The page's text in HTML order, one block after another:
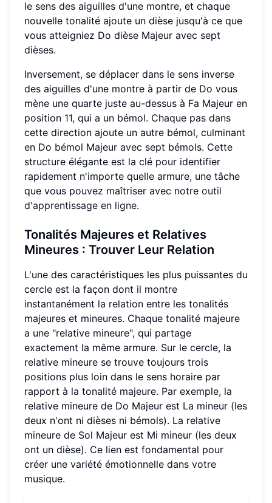
le sens des aiguilles d'une montre, et chaque
nouvelle tonalité ajoute un dièse jusqu'à ce que
vous atteigniez Do dièse Majeur avec sept
dièses.
Inversement, se déplacer dans le sens inverse
des aiguilles d'une montre à partir de Do vous
mène une quarte juste au-dessus à Fa Majeur en
position 11, qui a un bémol. Chaque pas dans
cette direction ajoute un autre bémol, culminant
en Do bémol Majeur avec sept bémols. Cette
structure élégante est la clé pour identifier
rapidement n'importe quelle armure, une tâche
que vous pouvez maîtriser avec notre outil
d'apprentissage en ligne.
Tonalités Majeures et Relatives
Mineures : Trouver Leur Relation
L'une des caractéristiques les plus puissantes du
cercle est la façon dont il montre
instantanément la relation entre les tonalités
majeures et mineures. Chaque tonalité majeure
a une "relative mineure", qui partage
exactement la même armure. Sur le cercle, la
relative mineure se trouve toujours trois
positions plus loin dans le sens horaire par
rapport à la tonalité majeure. Par exemple, la
relative mineure de Do Majeur est La mineur (les
deux n'ont ni dièses ni bémols). La relative
mineure de Sol Majeur est Mi mineur (les deux
ont un dièse). Ce lien est fondamental pour
créer une variété émotionnelle dans votre
musique.